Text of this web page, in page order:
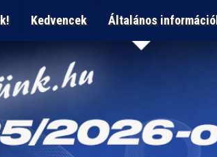
Kedvencek Általános